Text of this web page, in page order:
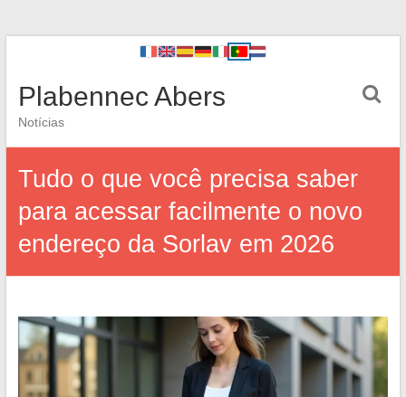
Plabennec Abers
Notícias
Tudo o que você precisa saber
para acessar facilmente o novo
endereço da Sorlav em 2026